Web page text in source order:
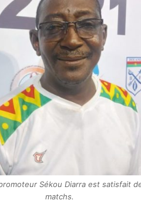
Sékou Diarra est satisfait
matchs.